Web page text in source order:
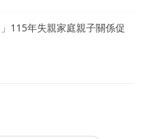
115年失親家庭親子關係促